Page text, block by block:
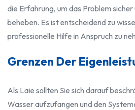
die Erfahrung, um das Problem
beheben. Es ist entscheidend zu
professionelle Hilfe in Anspruch zu
Grenzen Der
Als Laie sollten Sie sich darauf
Wasser aufzufangen und den